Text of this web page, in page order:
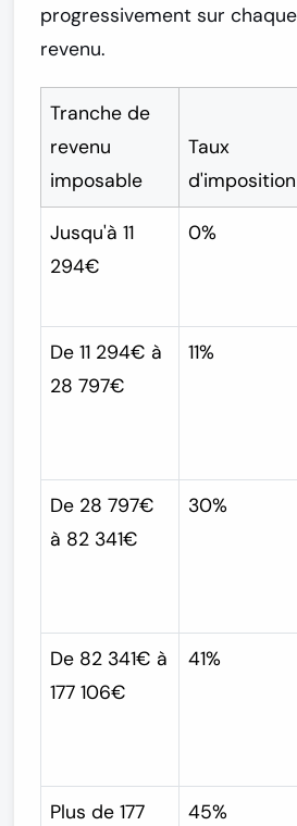
progressivement sur
revenu.
Tranche de
revenu
imposable
Taux
d'imposition
Jusqu'à 11
294€
0%
De 11 294€ à
28 797€
11%
De 28 797€
à 82 341€
30%
De 82 341€ à
177 106€
41%
Plus de 177
45%